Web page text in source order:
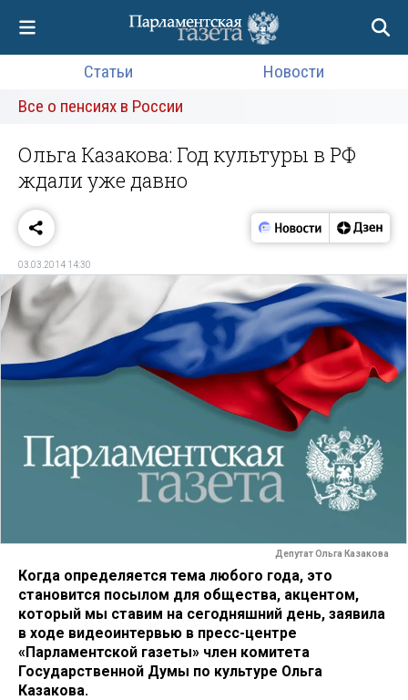
Статьи
Новости
Все о пенсиях в России
Ольга Казакова: Год культуры в РФ
ждали уже давно
03.03.2014 14:30
Депутат Ольга Казакова
Когда определяется тема любого года, это
становится посылом для общества, акцентом,
который мы ставим на сегодняшний день, заявила
в ходе видеоинтервью в пресс-центре
«Парламентской газеты» член комитета
Государственной Думы по культуре Ольга
Казакова.